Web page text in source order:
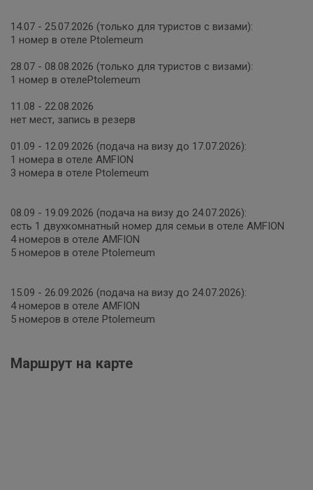
14.07 - 25.07.2026 (только для туристов с визами):
1 номер в отеле Ptolemeum
28.07 - 08.08.2026 (только для туристов с визами):
1 номер в отелеPtolemeum
11.08 - 22.08.2026
нет мест, запись в резерв
01.09 - 12.09.2026 (подача на визу до 17.07.2026):
1 номера в отеле AMFION
3 номера в отеле Ptolemeum
08.09 - 19.09.2026 (подача на визу до 24.07.2026):
есть 1 двухкомнатный номер для семьи в отеле AMFION
4 номеров в отеле AMFION
5 номеров в отеле Ptolemeum
15.09 - 26.09.2026 (подача на визу до 24.07.2026):
4 номеров в отеле AMFION
5 номеров в отеле Ptolemeum
Маршрут на карте